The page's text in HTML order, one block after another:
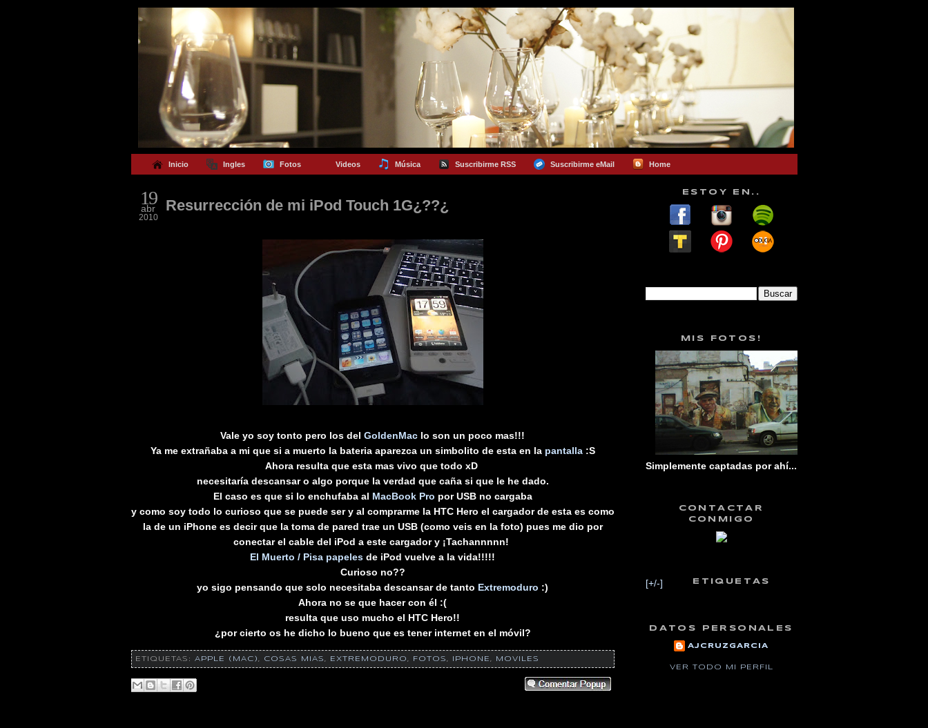
Inicio Ingles Fotos Videos Música Suscribirme RSS Suscribirme eMail Home
19
abr
2010
Resurrección de mi iPod Touch 1G¿??¿
Vale yo soy tonto pero los del GoldenMac lo son un poco mas!!!
Ya me extrañaba a mi que si a muerto la bateria aparezca un simbolito de esta en la pantalla:S
Ahora resulta que esta mas vivo que todo xD
necesitaría descansar o algo porque la verdad que caña si que le he dado.
El caso es que si lo enchufaba al MacBook Pro por USB no cargaba
y como soy todo lo curioso que se puede ser y al comprarme la HTC Hero el cargador de esta es como
la de un iPhone es decir que la toma de pared trae un USB (como veis en la foto) pues me dio por
conectar el cable del iPod a este cargador y ¡Tachannnnn!
El Muerto / Pisa papeles de iPod vuelve a la vida!!!!!
Curioso no??
yo sigo pensando que solo necesitaba descansar de tanto Extremoduro :)
Ahora no se que hacer con él :(
resulta que uso mucho el HTC Hero!!
¿por cierto os he dicho lo bueno que es tener internet en el móvil?
ETIQUETAS: APPLE (MAC) , COSAS MIAS , EXTREMODURO , FOTOS , IPHONE , MOVILES
ESTOY EN..
MIS FOTOS!
Simplemente captadas por ahí...
CONTACTAR
CONMIGO
[+/-] ETIQUETAS
DATOS PERSONALES
AJCRUZGARCIA
VER TODO MI PERFIL